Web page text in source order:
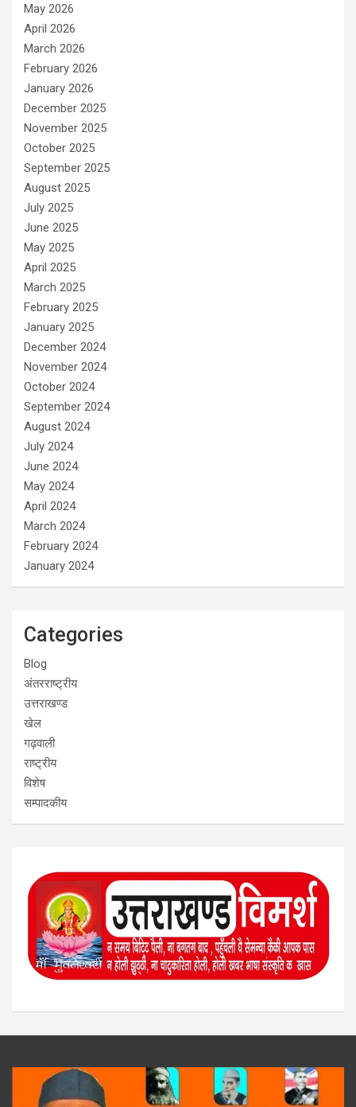
May 2026
April 2026
March 2026
February 2026
January 2026
December 2025
November 2025
October 2025
September 2025
August 2025
July 2025
June 2025
May 2025
April 2025
March 2025
February 2025
January 2025
December 2024
November 2024
October 2024
September 2024
August 2024
July 2024
June 2024
May 2024
April 2024
March 2024
February 2024
January 2024
Categories
Blog
अंतरराष्ट्रीय
उत्तराखण्ड
खेल
गढ़वाली
राष्ट्रीय
विशेष
सम्पादकीय